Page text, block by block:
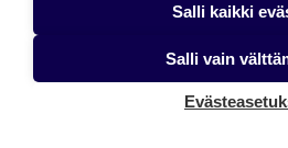
Salli kaikki
Salli vain